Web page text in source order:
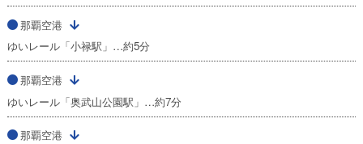
那覇空港
ゆいレール「小禄駅」…約5分
那覇空港
ゆいレール「奥武山公園駅」…約7分
那覇空港